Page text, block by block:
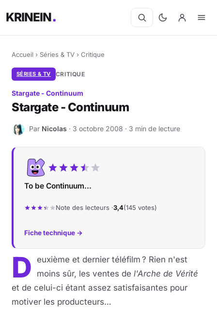
KRINEIN
Accueil › Séries & TV › Critique
SÉRIES & TV CRITIQUE
Stargate - Continuum
Stargate - Continuum
N Par Nicolas · 3 octobre 2008 · 3 min de lecture
To be Continuum...
Note des lecteurs ·3,4(145 votes)
Fiche technique →
D
euxième et dernier téléfilm ? Rien n'est
moins sûr, les ventes de l'Arche de Vérité
et de celui-ci étant assez satisfaisantes pour
motiver les producteurs…